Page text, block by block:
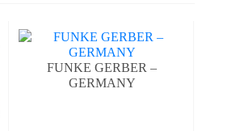
FUNKE GERBER –
GERMANY